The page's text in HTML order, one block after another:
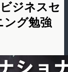
ジネスセ
ング勉強